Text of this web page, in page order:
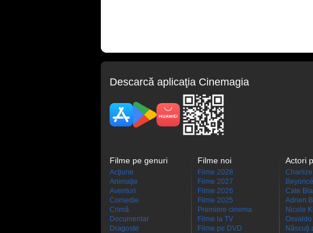
Descarcă aplicaţia Cinemagia
Filme pe genuri
Acţiune
Animaţie
Aventuri
Comedie
Crimă
Documentar
Dragoste
Filme noi
Filme 2028
Filme 2027
Filme 2026
Filme 2025
Premiere cinema
Filme la TV
Filme pe DVD
Actori
Beyoncé
Cate
Adrien
Nicole
Născuţi